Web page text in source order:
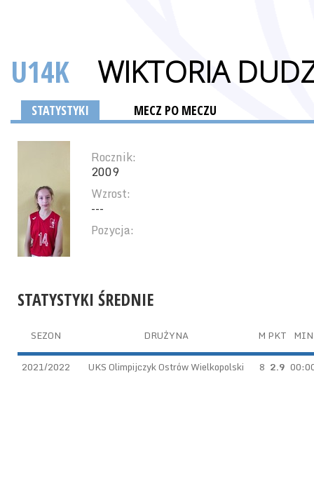
U14K WIKTORIA
STATYSTYKI MECZ PO MECZU
Rocznik:
2009
Wzrost:
---
Pozycja:
STATYSTYKI ŚREDNIE
SEZON DRUŻYNA M PKT MIN
2021/2022 UKS Olimpijczyk Ostrów Wielkopolski 8 2.9